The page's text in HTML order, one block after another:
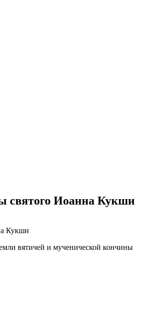
святого Иоанна Кукши
вятичей и мученической кончины